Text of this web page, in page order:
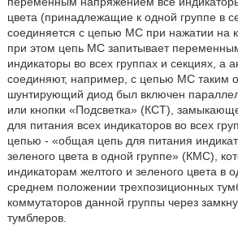
цвета (принадлежащие к одной группе в
соединяется с цепью МС при нажатии на
при этом цепь МС запитывает
индикаторы во всех группах и секциях, а
соединяют, например, с цепью МС таким
шунтирующий диод был включен
или кнопки «Подсветка» (КСТ),
для питания всех индикаторов во всех
цепью - «общая цепь для питания
зеленого цвета в одной группе» (КМС),
индикаторам желтого и зеленого цвета в
среднем положении трехпозиционных
коммутаторов данной группы через
тумблеров.